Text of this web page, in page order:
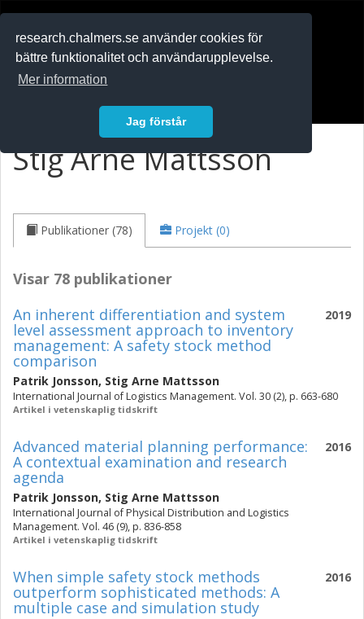
research.chalmers.se använder cookies för
bättre funktionalitet och användarupplevelse.
Mer information
Jag förstår
Stig Arne Mattsson
Publikationer (78) Projekt (0)
Visar 78 publikationer
2019
An inherent differentiation and system
level assessment approach to inventory
management: A safety stock method
comparison
Patrik Jonsson, Stig Arne Mattsson
International Journal of Logistics Management. Vol. 30 (2), p. 663-680
Artikel i vetenskaplig tidskrift
2016
Advanced material planning performance:
A contextual examination and research
agenda
Patrik Jonsson, Stig Arne Mattsson
International Journal of Physical Distribution and Logistics
Management. Vol. 46 (9), p. 836-858
Artikel i vetenskaplig tidskrift
2016
When simple safety stock methods
outperform sophisticated methods: A
multiple case and simulation study